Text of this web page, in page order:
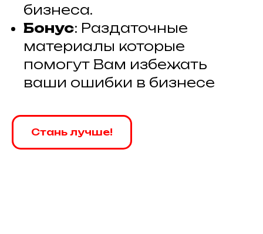
бизнеса.
Бонус: Раздаточные
материалы которые
помогут Вам избежать
ваши ошибки в бизнесе
Стань лучше!